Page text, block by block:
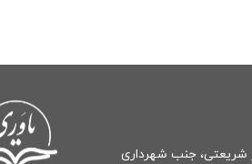
شریعتی، جنب شهرداری